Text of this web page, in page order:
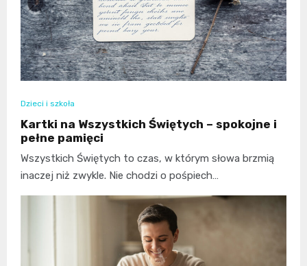
Dzieci i szkoła
Kartki na Wszystkich Świętych – spokojne i
pełne pamięci
Wszystkich Świętych to czas, w którym słowa brzmią
inaczej niż zwykle. Nie chodzi o pośpiech…